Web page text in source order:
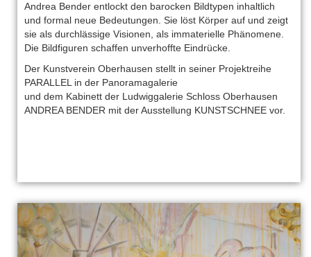
Andrea Bender entlockt den barocken Bildtypen inhaltlich
und formal neue Bedeutungen. Sie löst Körper auf und zeigt
sie als durchlässige Visionen, als immaterielle Phänomene.
Die Bildfiguren schaffen unverhoffte Eindrücke.
Der Kunstverein Oberhausen stellt in seiner Projektreihe
PARALLEL in der Panoramagalerie
und dem Kabinett der Ludwiggalerie Schloss Oberhausen
ANDREA BENDER mit der Ausstellung KUNSTSCHNEE vor.